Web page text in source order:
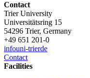
Contact
Trier University
Universitätsring 15
54296 Trier, Germany
+49 651 201-0
infouni-trierde
Contact
Facilities